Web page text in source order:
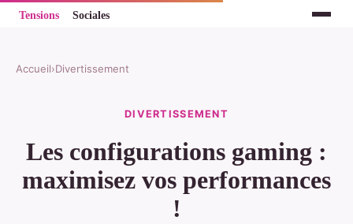
Accueil›Divertissement
DIVERTISSEMENT
Les configurations gaming :
maximisez vos performances
!